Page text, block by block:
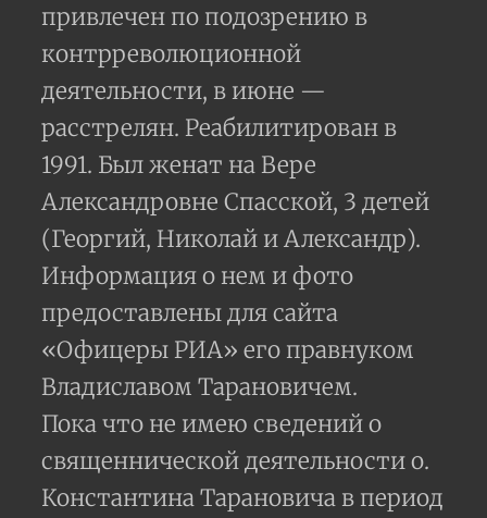
привлечен по подозрению в
контрреволюционной
деятельности, в июне —
расстрелян. Реабилитирован в
1991. Был женат на Вере
Александровне Спасской, 3 детей
(Георгий, Николай и Александр).
Информация о нем и фото
предоставлены для сайта
«Офицеры РИА» его правнуком
Владиславом Тарановичем.
Пока что не имею сведений о
священнической деятельности о.
Константина Тарановича в период